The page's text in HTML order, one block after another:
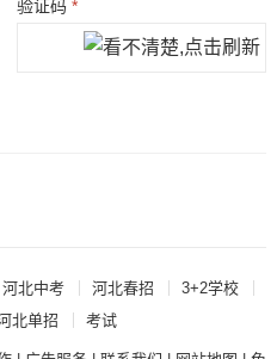
验证码*
河北中考 河北春招
3+2学校
北单招 考试